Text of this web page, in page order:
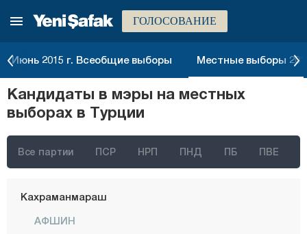
ГОЛОСОВАНИЕ
Июнь 2015 г. Всеобщие выборы Местные выборы
Кандидаты в мэры на местных
выборах в Турции
Все партии ПСР НРП ПНД ПБ ПВЕ
Газиантеп
Хаккяри
Хатай
Ыспарта
Кахраманмараш
АФШИН